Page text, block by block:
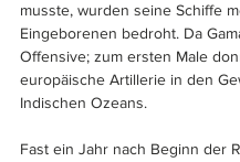
musste, wurden seine Schiffe
Eingeborenen bedroht. Da
Offensive; zum ersten Male
europäische Artillerie in den
Indischen Ozeans.
Fast ein Jahr nach Beginn der